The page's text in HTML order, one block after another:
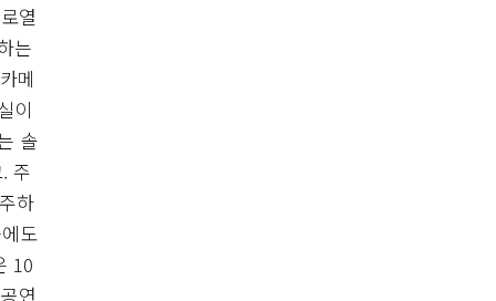
열
는
메
이
솔
주
하
도
10
연